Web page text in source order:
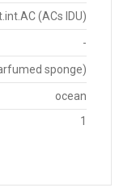
(ACs IDU)
-
sponge)
ocean
1